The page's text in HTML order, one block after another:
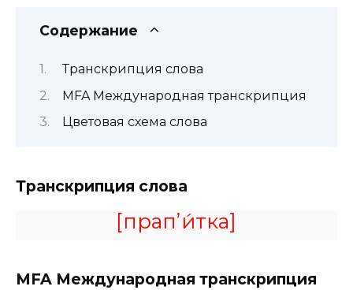
Содержание
Транскрипция слова
MFA Международная транскрипция
Цветовая схема слова
Транскрипция слова
[прап’и́тка]
MFA Международная транскрипция